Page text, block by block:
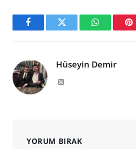
FacebookTwitter WhatsApp
Hüseyin Demir
Instagram
YORUM BIRAK